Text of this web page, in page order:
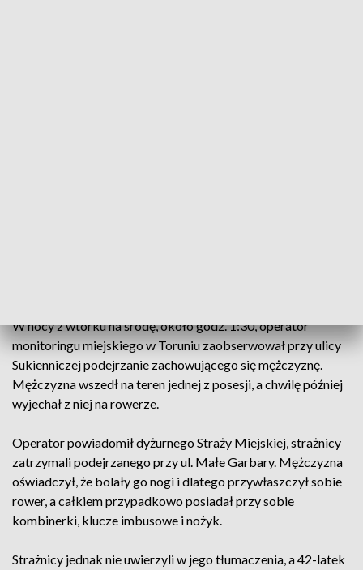
W nocy z wtorku na środę, około godz. 1:30, operator
monitoringu miejskiego w Toruniu zaobserwował przy ulicy
Sukienniczej podejrzanie zachowującego się mężczyznę.
Mężczyzna wszedł na teren jednej z posesji, a chwilę później
wyjechał z niej na rowerze.
Operator powiadomił dyżurnego Straży Miejskiej, strażnicy
zatrzymali podejrzanego przy ul. Małe Garbary. Mężczyzna
oświadczył, że bolały go nogi i dlatego przywłaszczył sobie
rower, a całkiem przypadkowo posiadał przy sobie
kombinerki, klucze imbusowe i nożyk.
Strażnicy jednak nie uwierzyli w jego tłumaczenia, a 42-latek